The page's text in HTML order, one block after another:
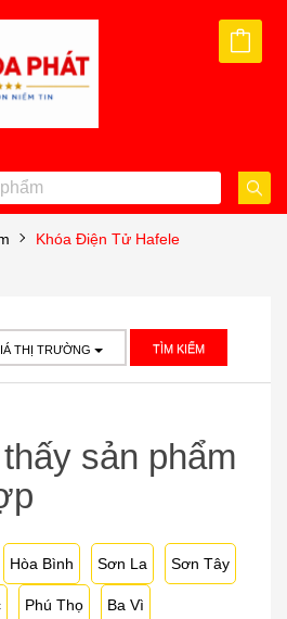
Khóa Điện Tử Hafele
THỊ TRƯỜNG TÌM KIẾM
sản phẩm
Hòa Bình Sơn La Sơn Tây
Phú Thọ Ba Vì